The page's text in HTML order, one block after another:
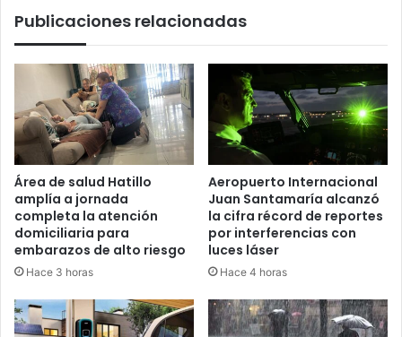
Publicaciones relacionadas
Área de salud Hatillo
amplía a jornada
completa la atención
domiciliaria para
embarazos de alto riesgo
Hace 3 horas
Aeropuerto Internacional
Juan Santamaría alcanzó
la cifra récord de reportes
por interferencias con
luces láser
Hace 4 horas